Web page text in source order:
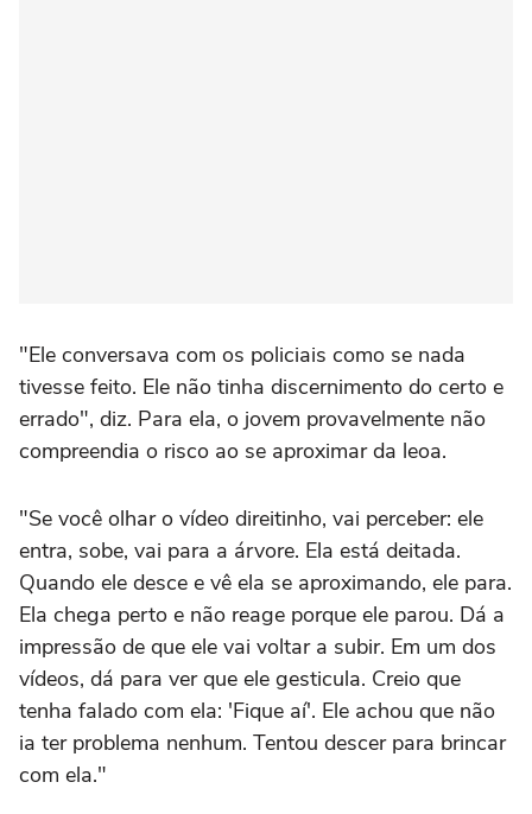
"Ele conversava com os policiais como se nada
tivesse feito. Ele não tinha discernimento do certo e
errado", diz. Para ela, o jovem provavelmente não
compreendia o risco ao se aproximar da leoa.
"Se você olhar o vídeo direitinho, vai perceber: ele
entra, sobe, vai para a árvore. Ela está deitada.
Quando ele desce e vê ela se aproximando, ele para.
Ela chega perto e não reage porque ele parou. Dá a
impressão de que ele vai voltar a subir. Em um dos
vídeos, dá para ver que ele gesticula. Creio que
tenha falado com ela: 'Fique aí'. Ele achou que não
ia ter problema nenhum. Tentou descer para brincar
com ela."